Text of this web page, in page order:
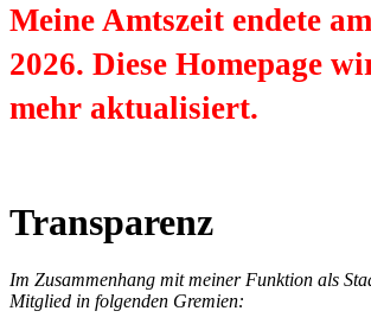
Meine Amtszeit endete
2026. Diese Homepage
mehr aktualisiert.
Transparenz
Im Zusammenhang mit meiner Funktion als
Mitglied in folgenden Gremien: